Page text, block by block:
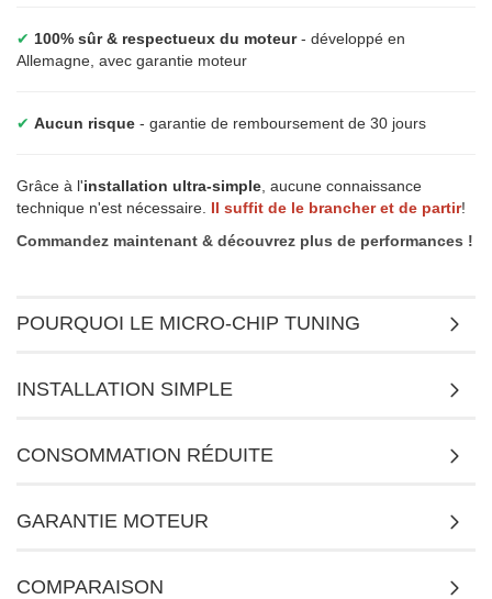
✔ 100% sûr & respectueux du moteur- développé en
Allemagne, avec garantie moteur
✔ Aucun risque - garantie de remboursement de 30 jours
Grâce à l'installation ultra-simple , aucune connaissance
technique n'est nécessaire. Il suffit de le brancher et de partir!
Commandez maintenant & découvrez plus de performances !
POURQUOI LE MICRO-CHIP TUNING
INSTALLATION SIMPLE
CONSOMMATION RÉDUITE
GARANTIE MOTEUR
COMPARAISON